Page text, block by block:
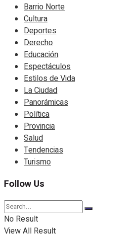
Barrio Norte
Cultura
Deportes
Derecho
Educación
Espectáculos
Estilos de Vida
La Ciudad
Panorámicas
Política
Provincia
Salud
Tendencias
Turismo
Follow Us
No Result
View All Result